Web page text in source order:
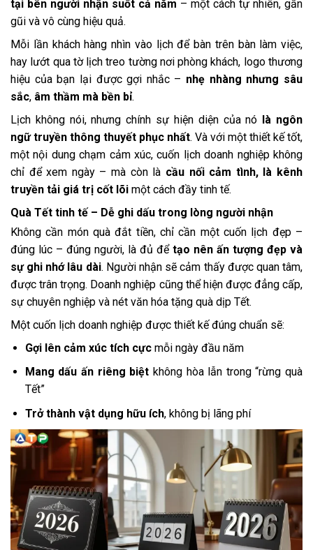
tại bên người nhận suốt cả năm – một cách tự nhiên, gần
gũi và vô cùng hiệu quả.
Mỗi lần khách hàng nhìn vào lịch để bàn trên bàn làm việc,
hay lướt qua tờ lịch treo tường nơi phòng khách, logo thương
hiệu của bạn lại được gợi nhắc – nhẹ nhàng nhưng sâu
sắc, âm thầm mà bền bỉ.
Lịch không nói, nhưng chính sự hiện diện của nó là ngôn
ngữ truyền thông thuyết phục nhất. Và với một thiết kế tốt,
một nội dung chạm cảm xúc, cuốn lịch doanh nghiệp không
chỉ để xem ngày – mà còn là cầu nối cảm tình, là kênh
truyền tải giá trị cốt lõi một cách đầy tinh tế.
Quà Tết tinh tế – Dễ ghi dấu trong lòng người nhận
Không cần món quà đắt tiền, chỉ cần một cuốn lịch đẹp –
đúng lúc – đúng người, là đủ để tạo nên ấn tượng đẹp và
sự ghi nhớ lâu dài. Người nhận sẽ cảm thấy được quan tâm,
được trân trọng. Doanh nghiệp cũng thể hiện được đẳng cấp,
sự chuyên nghiệp và nét văn hóa tặng quà dịp Tết.
Một cuốn lịch doanh nghiệp được thiết kế đúng chuẩn sẽ:
Gợi lên cảm xúc tích cựcmỗi ngày đầu năm
Mang dấu ấn riêng biệt không hòa lẫn trong “rừng quà
Tết”
Trở thành vật dụng hữu ích, không bị lãng phí